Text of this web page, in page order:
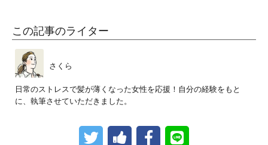
この記事のライター
さくら
日常のストレスで髪が薄くなった女性を応援！自分の経験をもと
に、執筆させていただきました。